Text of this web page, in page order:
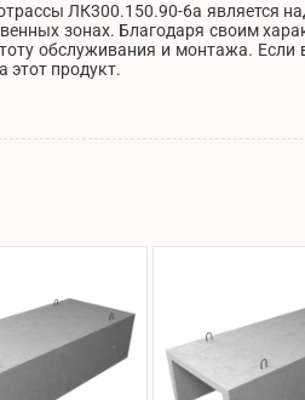
ЛК300.150.90-6а является
зонах. Благодаря своим
обслуживания и монтажа. Если
этот продукт.